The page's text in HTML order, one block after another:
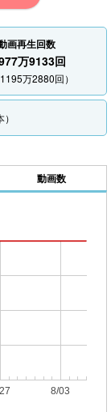
画再生回数
万9133回
1195万2880回）
動画数
8/03